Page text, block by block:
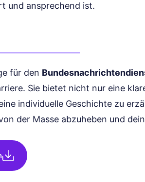
und ansprechend ist.
für den
Sie bietet nicht nur eine
individuelle Geschichte zu
der Masse abzuheben und